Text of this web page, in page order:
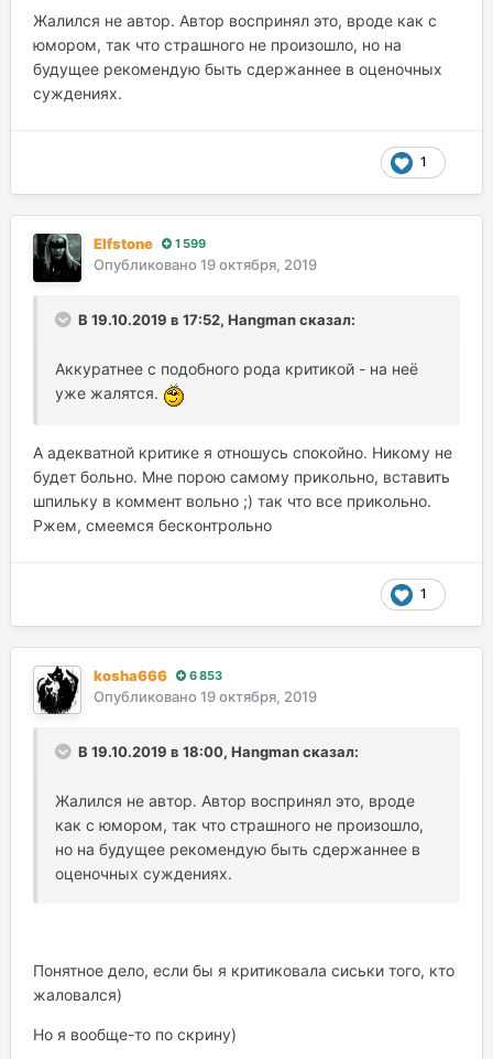
Жалился не автор. Автор воспринял это, вроде как с
юмором, так что страшного не произошло, но на
будущее рекомендую быть сдержаннее в оценочных
суждениях.
1
Elfstone 1 599
Опубликовано 19 октября, 2019
В 19.10.2019 в 17:52, Hangman сказал:
Аккуратнее с подобного рода критикой - на неё
уже жалятся.
А адекватной критике я отношусь спокойно. Никому не
будет больно. Мне порою самому прикольно, вставить
шпильку в коммент вольно ;) так что все прикольно.
Ржем, смеемся бесконтрольно
1
kosha666 6 853
Опубликовано 19 октября, 2019
В 19.10.2019 в 18:00, Hangman сказал:
Жалился не автор. Автор воспринял это, вроде
как с юмором, так что страшного не произошло,
но на будущее рекомендую быть сдержаннее в
оценочных суждениях.
Понятное дело, если бы я критиковала сиськи того, кто
жаловался)
Но я вообще-то по скрину)